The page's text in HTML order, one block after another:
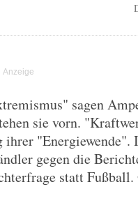
sagen
sie vorn.
"Energiewende".
gegen die
statt